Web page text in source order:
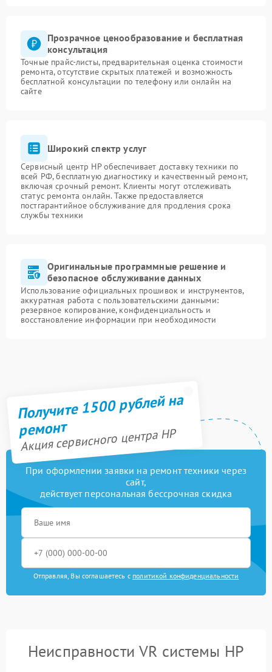
Прозрачное ценообразование и бесплатная
консультация
Точные прайс-листы, предварительная оценка стоимости
ремонта, отсутствие скрытых платежей и возможность
бесплатной консультации по телефону или онлайн на
сайте
Широкий спектр услуг
Сервисный центр HP обеспечивает доставку техники по
всей РФ, бесплатную диагностику и качественный ремонт,
включая срочный ремонт. Клиенты могут отслеживать
статус ремонта онлайн. Также предоставляется
постгарантийное обслуживание для продления срока
службы техники
Оригинальные программные решение и
безопасное обслуживание данных
Использование официальных прошивок и инструментов,
аккуратная работа с пользовательскими данными:
резервное копирование, конфиденциальность и
восстановление информации при необходимости
Получите 1500 рублей на
ремонт
Акция сервисного центра HP
При оформлении заявки на ремонт техники через
сайт,
действует персональная бессрочная скидка
Отправляя, Вы соглашаетесь с политикой конфиденциальности
Неисправности VR системы HP